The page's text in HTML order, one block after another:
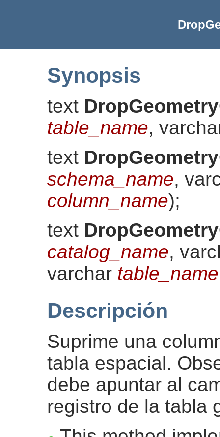
Synopsis
text
table_name,
text
schema_name,
column_name);
text
catalog_name,
varchar table_name
Descripción
Suprime una
tabla espacial.
debe apuntar al
registro de la tabla